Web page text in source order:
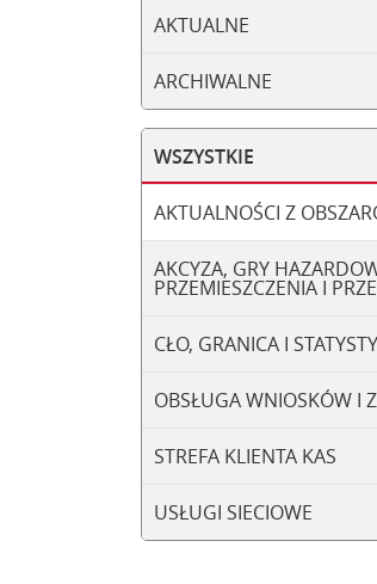
AKTUALNE
ARCHIWALNE
WSZYSTKIE
AKTUALNOŚCI Z
AKCYZA, GRY
PRZEMIESZCZENIA I
CŁO, GRANICA I
OBSŁUGA WNIOSKÓW I
STREFA KLIENTA KAS
USŁUGI SIECIOWE